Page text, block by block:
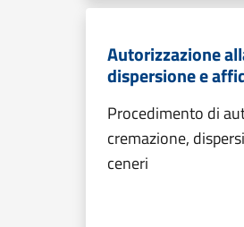
Autorizzazione
dispersione e
Procedimento di
cremazione,
ceneri